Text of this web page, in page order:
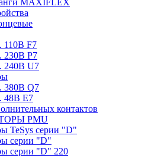
110В F7
230В P7
240В U7
380В Q7
48В E7
контактов
PMU
TeSys серии "D"
серии "D"
серии "D" 220